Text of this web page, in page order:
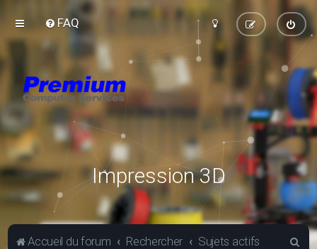
FAQ
Impression 3D
Accueil du forum Rechercher Sujets actifs